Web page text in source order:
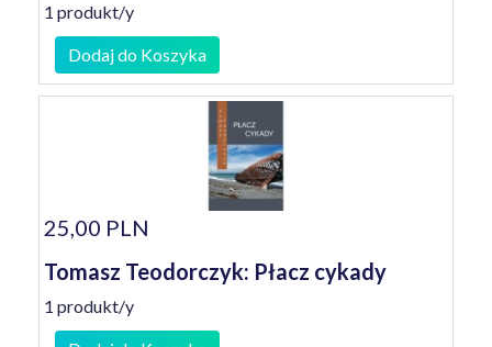
1 produkt/y
Dodaj do Koszyka
25,00 PLN
Tomasz Teodorczyk: Płacz cykady
1 produkt/y